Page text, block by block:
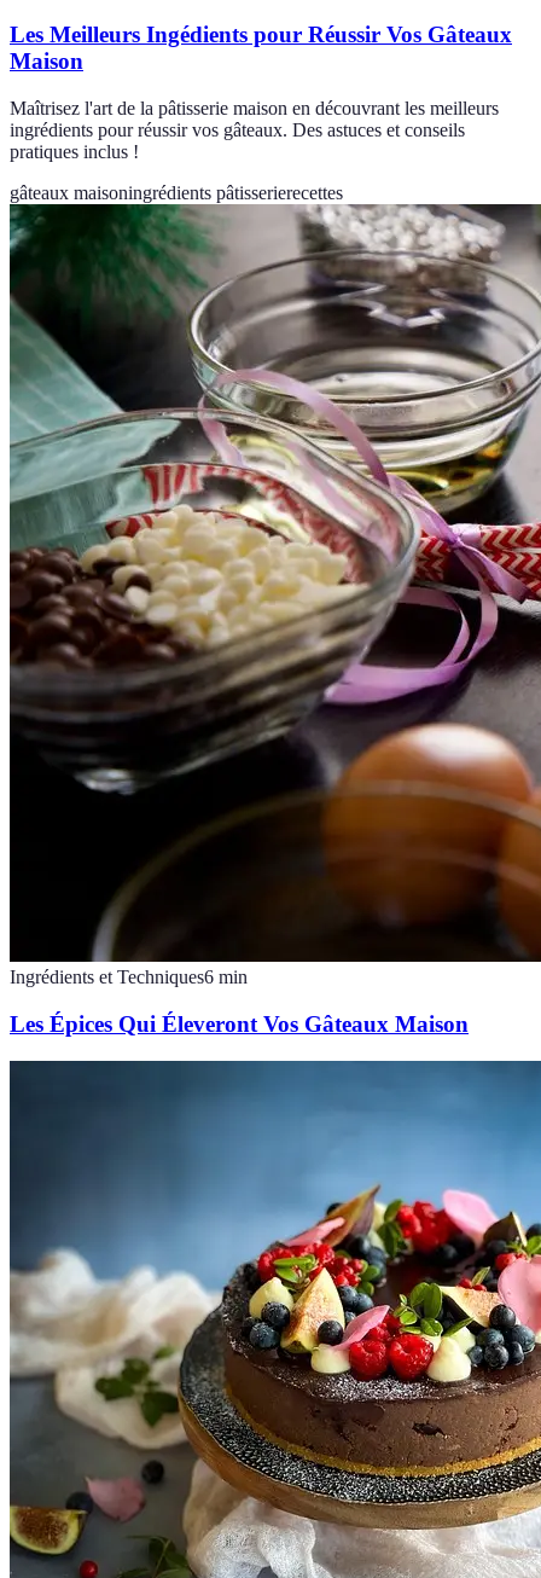
Les Meilleurs Ingédients pour Réussir Vos Gâteaux
Maison
Maîtrisez l'art de la pâtisserie maison en découvrant les meilleurs
ingrédients pour réussir vos gâteaux. Des astuces et conseils
pratiques inclus !
gâteaux maisoningrédients pâtisserierecettes
Ingrédients et Techniques6 min
Les Épices Qui Éleveront Vos Gâteaux Maison